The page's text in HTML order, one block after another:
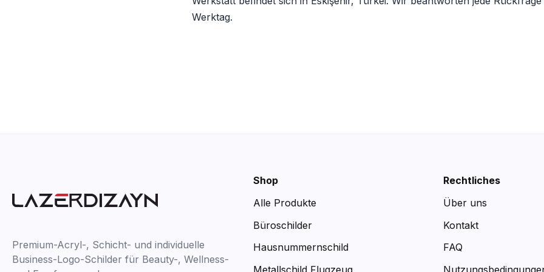
Werktag.
Premium-Acryl-, Schicht- und individuelle
Business-Logo-Schilder für Beauty-, Wellness-
Shop
Alle Produkte
Büroschilder
Hausnummernschild
Rechtliches
Über uns
Kontakt
FAQ